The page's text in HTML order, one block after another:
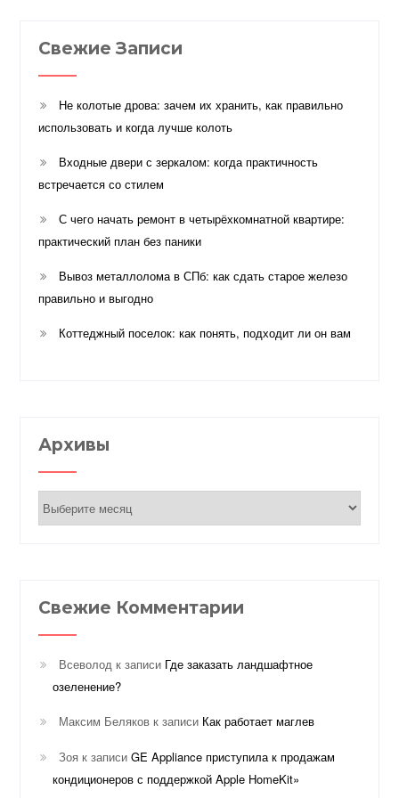
Свежие Записи
Не колотые дрова: зачем их хранить, как правильно
использовать и когда лучше колоть
Входные двери с зеркалом: когда практичность
встречается со стилем
С чего начать ремонт в четырёхкомнатной квартире:
практический план без паники
Вывоз металлолома в СПб: как сдать старое железо
правильно и выгодно
Коттеджный поселок: как понять, подходит ли он вам
Архивы
Свежие Комментарии
Всеволод к записи Где заказать ландшафтное
озеленение?
Максим Беляков к записи Как работает маглев
Зоя к записиGE Appliance приступила к продажам
кондиционеров с поддержкой Apple HomeKit»